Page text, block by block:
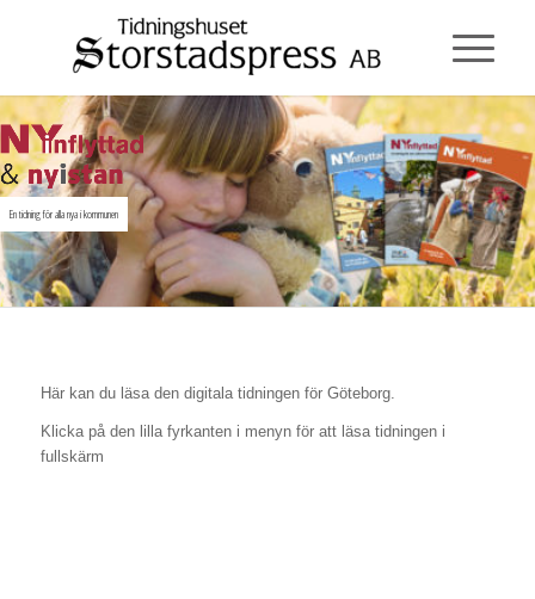
En tidning för alla nya i kommunen
Här kan du läsa den digitala tidningen för Göteborg.
Klicka på den lilla fyrkanten i menyn för att läsa tidningen i
fullskärm